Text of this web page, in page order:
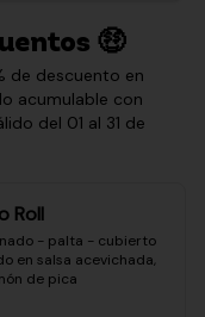
🤑
de descuento en
acumulable con
del 01 al 31 de
Roll
- palta - cubierto
en salsa acevichada,
de pica